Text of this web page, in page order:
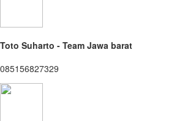
Toto Suharto - Team Jawa barat
085156827329